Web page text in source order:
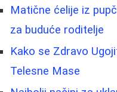
Matične ćelije iz
za buduće roditelje
Kako se Zdravo
Telesne Mase